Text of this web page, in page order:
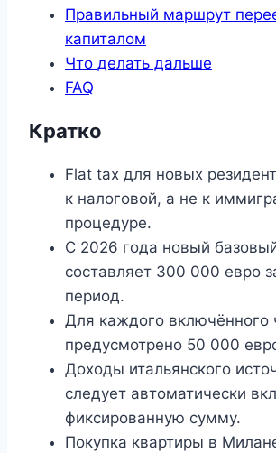
Правильный маршрут
капиталом
Что делать дальше
FAQ
Кратко
Flat tax для новых
к налоговой, а не к
процедуре.
С 2026 года новый
составляет 300 000 евро
период.
Для каждого включённого
предусмотрено 50 000
Доходы итальянского
следует автоматически
фиксированную сумму.
Покупка квартиры в